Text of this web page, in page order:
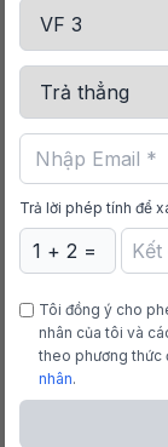
Trả lời phép tính để
Tôi đồng ý cho
nhân của tôi và
theo phương thức
nhân.